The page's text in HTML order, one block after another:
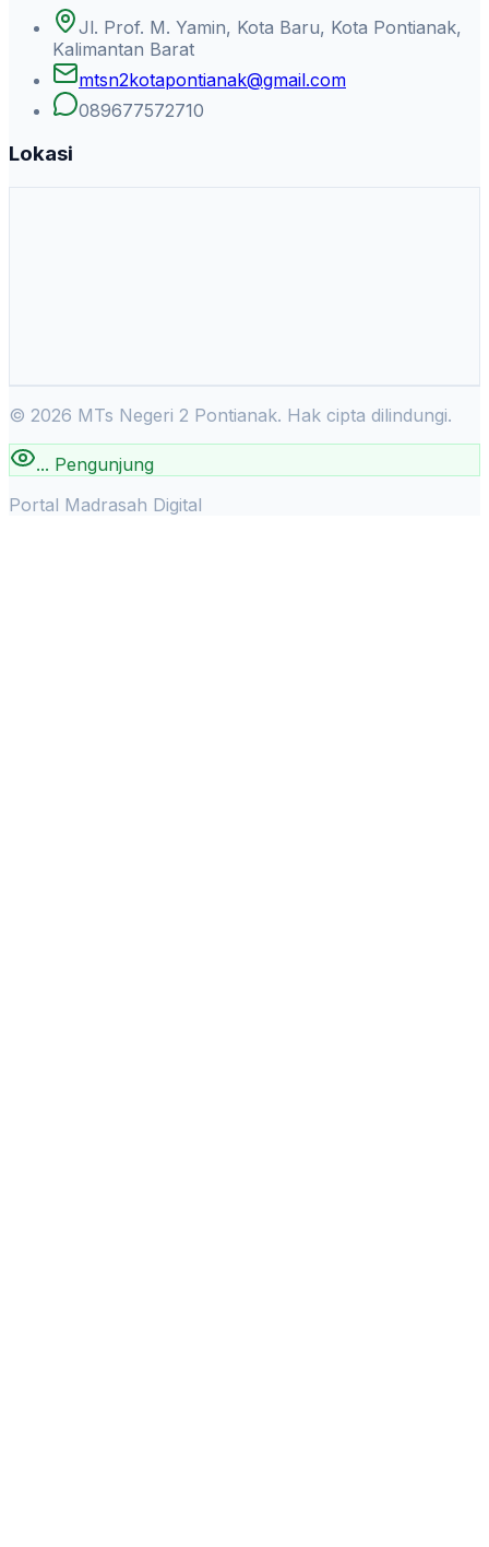
Jl. Prof. M. Yamin, Kota Baru, Kota Pontianak,
Kalimantan Barat
mtsn2kotapontianak@gmail.com
089677572710
Lokasi
© 2026 MTs Negeri 2 Pontianak. Hak cipta dilindungi.
... Pengunjung
Portal Madrasah Digital